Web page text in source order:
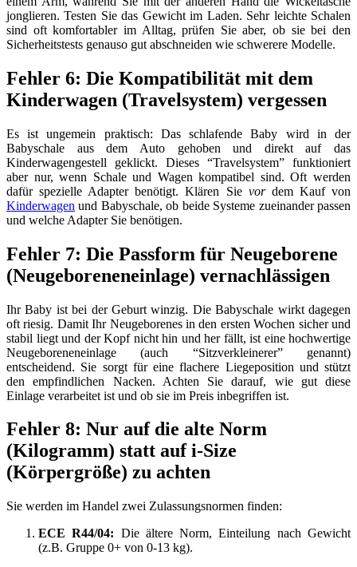
jonglieren. Testen Sie das Gewicht im Laden. Sehr leichte Schalen
sind oft komfortabler im Alltag, prüfen Sie aber, ob sie bei den
Sicherheitstests genauso gut abschneiden wie schwerere Modelle.
Fehler 6: Die Kompatibilität mit dem
Kinderwagen (Travelsystem) vergessen
Es ist ungemein praktisch: Das schlafende Baby wird in der
Babyschale aus dem Auto gehoben und direkt auf das
Kinderwagengestell geklickt. Dieses “Travelsystem” funktioniert
aber nur, wenn Schale und Wagen kompatibel sind. Oft werden
dafür spezielle Adapter benötigt. Klären Sie vordem Kauf von
Kinderwagen und Babyschale, ob beide Systeme zueinander passen
und welche Adapter Sie benötigen.
Fehler 7: Die Passform für Neugeborene
(Neugeboreneneinlage) vernachlässigen
Ihr Baby ist bei der Geburt winzig. Die Babyschale wirkt dagegen
oft riesig. Damit Ihr Neugeborenes in den ersten Wochen sicher und
stabil liegt und der Kopf nicht hin und her fällt, ist eine hochwertige
Neugeboreneneinlage (auch “Sitzverkleinerer” genannt)
entscheidend. Sie sorgt für eine flachere Liegeposition und stützt
den empfindlichen Nacken. Achten Sie darauf, wie gut diese
Einlage verarbeitet ist und ob sie im Preis inbegriffen ist.
Fehler 8: Nur auf die alte Norm
(Kilogramm) statt auf i-Size
(Körpergröße) zu achten
Sie werden im Handel zwei Zulassungsnormen finden:
ECE R44/04: Die ältere Norm, Einteilung nach Gewicht
(z.B. Gruppe 0+ von 0-13 kg).